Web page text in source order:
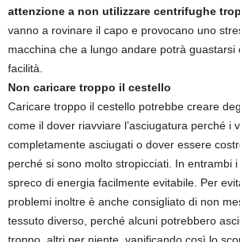
attenzione a non utilizzare centrifughe
vanno a rovinare il capo e provocano uno
macchina che a lungo andare potrà guastarsi
facilità.
Non caricare troppo il cestello
Caricare troppo il cestello potrebbe creare
come il dover riavviare l’asciugatura perché i
completamente asciugati o dover essere
perché si sono molto stropicciati. In entrambi
spreco di energia facilmente evitabile. Per
problemi inoltre è anche consigliato di non
tessuto diverso, perché alcuni potrebbero